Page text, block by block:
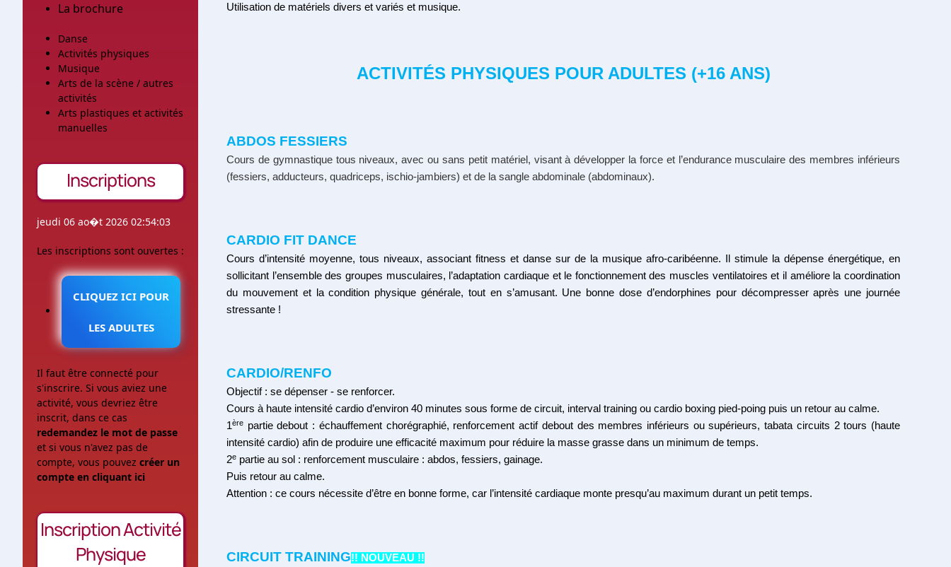
Utilisation de matériels divers et variés et musique.
ACTIVITÉS PHYSIQUES POUR ADULTES (+16 ANS)
ABDOS FESSIERS
Cours de gymnastique tous niveaux, avec ou sans petit matériel, visant à développer la force et l’endurance musculaire des membres inférieurs
(fessiers, adducteurs, quadriceps, ischio-jambiers) et de la sangle abdominale (abdominaux).
CARDIO FIT DANCE
Cours d’intensité moyenne, tous niveaux, associant fitness et danse sur de la musique afro-caribéenne. Il stimule la dépense énergétique, en
sollicitant l’ensemble des groupes musculaires, l’adaptation cardiaque et le fonctionnement des muscles ventilatoires et il améliore la coordination
du mouvement et la condition physique générale, tout en s’amusant. Une bonne dose d’endorphines pour décompresser après une journée
stressante !
CARDIO/RENFO
Objectif : se dépenser - se renforcer.
Cours à haute intensité cardio d’environ 40 minutes sous forme de circuit, interval training ou cardio boxing pied-poing puis un retour au calme.
1ère partie debout : échauffement chorégraphié, renforcement actif debout des membres inférieurs ou supérieurs, tabata circuits 2 tours (haute
intensité cardio) afin de produire une efficacité maximum pour réduire la masse grasse dans un minimum de temps.
2e partie au sol : renforcement musculaire : abdos, fessiers, gainage.
Puis retour au calme.
Attention : ce cours nécessite d’être en bonne forme, car l’intensité cardiaque monte presqu’au maximum durant un petit temps.
CIRCUIT TRAINING!! NOUVEAU !!
La brochure
Danse
Activités physiques
Musique
Arts de la scène / autres
activités
Arts plastiques et activités
manuelles
Inscriptions
jeudi 06 ao�t 2026 02:54:03
Les inscriptions sont ouvertes :
CLIQUEZ ICI POUR
LES ADULTES
Il faut être connecté pour
s'inscrire. Si vous aviez une
activité, vous devriez être
inscrit, dans ce cas
redemandez le mot de passe
et si vous n'avez pas de
compte, vous pouvez créer un
compte en cliquant ici
Inscription Activité
Physique